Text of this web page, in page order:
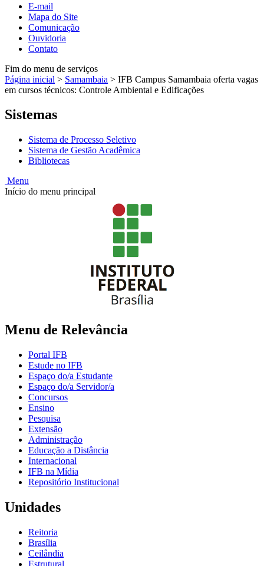
E-mail
Mapa do Site
Comunicação
Ouvidoria
Contato
Fim do menu de serviços
Página inicial > Samambaia > IFB Campus Samambaia oferta vagas
em cursos técnicos: Controle Ambiental e Edificações
Sistemas
Sistema de Processo Seletivo
Sistema de Gestão Acadêmica
Bibliotecas
Menu
Início do menu principal
Menu de Relevância
Portal IFB
Estude no IFB
Espaço do/a Estudante
Espaço do/a Servidor/a
Concursos
Ensino
Pesquisa
Extensão
Administração
Educação a Distância
Internacional
IFB na Mídia
Repositório Institucional
Unidades
Reitoria
Brasília
Ceilândia
Estrutural